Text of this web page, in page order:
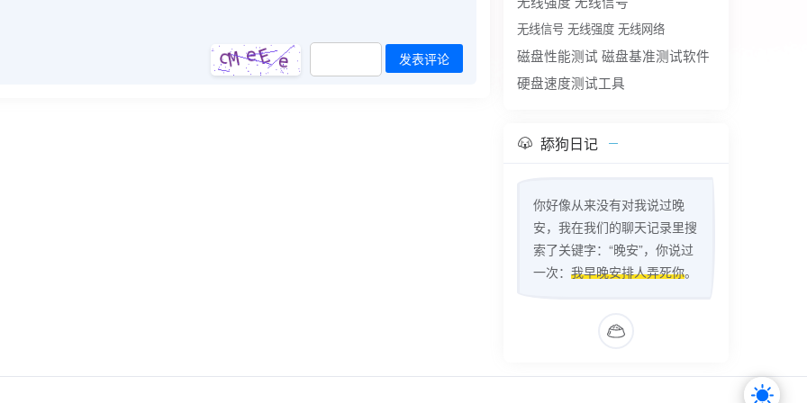
发表评论
无线信号 无线强度 无线网络
磁盘性能测试 磁盘基准测试软件
硬盘速度测试工具
舔狗日记
你好像从来没有对我说过晚
安，我在我们的聊天记录里搜
索了关键字：“晚安”，你说过
一次： 我早晚安排人弄死你。